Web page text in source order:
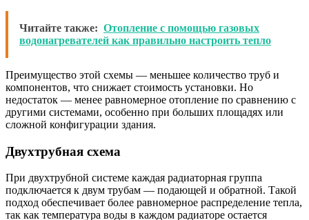
Читайте также: Отопление с помощью газовых
водонагревателей как правильно настроить тепло
Преимущество этой схемы — меньшее количество труб и
компонентов, что снижает стоимость установки. Но
недостаток — менее равномерное отопление по сравнению с
другими системами, особенно при больших площадях или
сложной конфигурации здания.
Двухтрубная схема
При двухтрубной системе каждая радиаторная группа
подключается к двум трубам — подающей и обратной. Такой
подход обеспечивает более равномерное распределение тепла,
так как температура воды в каждом радиаторе остается